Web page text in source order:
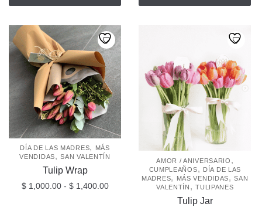
DÍA DE LAS MADRES,
MÁS
VENDIDAS,SAN VALENTÍN
Tulip Wrap
$1,000.00 - $1,400.00Rango
AMOR / ANIVERSARIO ,
CUMPLEAÑOS, DÍA DE LAS
MADRES, MÁS VENDIDAS,SAN
VALENTÍN ,TULIPANES
Tulip Jar